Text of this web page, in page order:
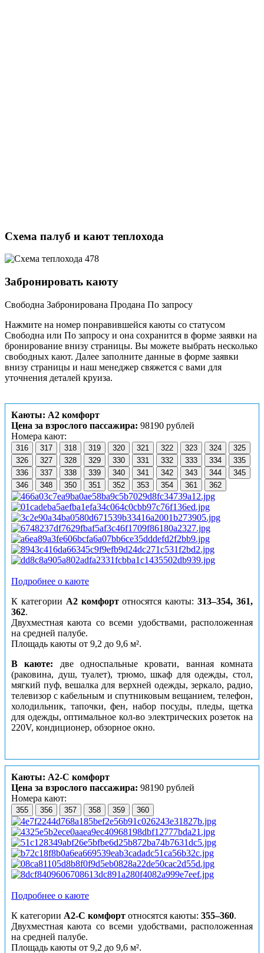
Схема палуб и кают теплохода
Забронировать каюту
Свободна Забронирована Продана По запросу
Нажмите на номер понравившейся каюты со статусом
Свободна или По запросу и она сохранится в форме заявки на
бронирование внизу страницы. Вы можете выбрать несколько
свободных кают. Далее заполните данные в форме заявки
внизу страницы и наш менеджер свяжется с вами для
уточнения деталей круиза.
Каюты: А2 комфорт
Цена за взрослого пассажира: 98190 рублей
Номера кают:
316 317 318 319 320 321 322 323 324
325
326
327 328 329 330 331 332 333 334
335
336
337 338 339 340 341 342 343 344
345
346
348 350 351 352 353 354 361 362
Подробнее о каюте
К категории А2 комфортотносятся каюты:313–354, 361,
362.
Двухместная каюта со всеми удобствами, расположенная
на средней палубе.
Площадь каюты от 9,2 до 9,6 м².
В каюте: две односпальные кровати, ванная комната
(раковина, душ, туалет), трюмо, шкаф для одежды, стол,
мягкий пуф, вешалка для верхней одежды, зеркало, радио,
телевизор с кабельным и спутниковым вещанием, телефон,
холодильник, тапочки, фен, набор посуды, пледы, щетка
для одежды, оптимальное кол-во электрических розеток на
220V, кондиционер, обзорное окно.
Каюты: А2-С комфорт
Цена за взрослого пассажира: 98190 рублей
Номера кают:
355 356 357 358 359 360
Подробнее о каюте
К категории А2-С комфорт относятся каюты: 355–360.
Двухместная каюта со всеми удобствами, расположенная
на средней палубе.
Площадь каюты от 9,2 до 9,6 м².